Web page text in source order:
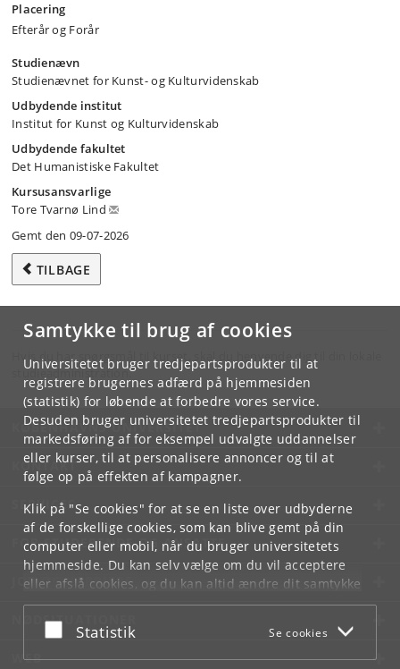
Samtykke til brug af cookies
Universitetet bruger tredjepartsprodukter til at
registrere brugernes adfærd på hjemmesiden
(statistik) for løbende at forbedre vores service.
Desuden bruger universitetet tredjepartsprodukter til
markedsføring af for eksempel udvalgte uddannelser
eller kurser, til at personalisere annoncer og til at
følge op på effekten af kampagner.
Klik på "Se cookies" for at se en liste over udbyderne
af de forskellige cookies, som kan blive gemt på din
computer eller mobil, når du bruger universitetets
hjemmeside. Du kan selv vælge om du vil acceptere
eller afslå cookies, og du kan altid ændre dit samtykke
underCookie- og privatlivspolitiksom du finder i
bunden af hver side.
Acceptér eller afslå
Statistik Se cookies
Placering
Efterår og Forår
Studienævn
Studienævnet for Kunst- og Kulturvidenskab
Udbydende institut
Institut for Kunst og Kulturvidenskab
Udbydende fakultet
Det Humanistiske Fakultet
Kursusansvarlige
Tore Tvarnø Lind
Gemt den 09-07-2026
TILBAGE
Hvis du har spørgsmål til kurset, skal du henvende dig til din lokale
studieadministration.
KØBENHAVNS UNIVERSITET
KONTAKT
SERVICES
FOR STUDERENDE OG ANSATTE
JOB OG KARRIERE
NØDSITUATIONER
WEB